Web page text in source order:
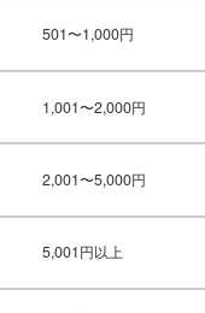
501〜1,000円
1,001〜2,000円
2,001〜5,000円
5,001円以上